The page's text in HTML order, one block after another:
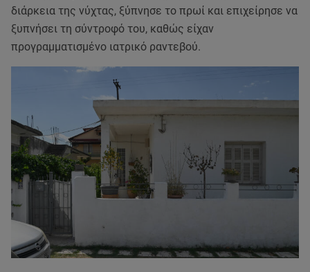
διάρκεια της νύχτας, ξύπνησε το πρωί και επιχείρησε να
ξυπνήσει τη σύντροφό του, καθώς είχαν
προγραμματισμένο ιατρικό ραντεβού.